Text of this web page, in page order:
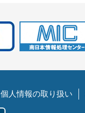
個人情報の取り扱い